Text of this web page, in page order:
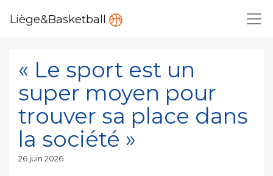
Liège&Basketball
« Le sport est un
super moyen pour
trouver sa place dans
la société »
Publié
26 juin 2026